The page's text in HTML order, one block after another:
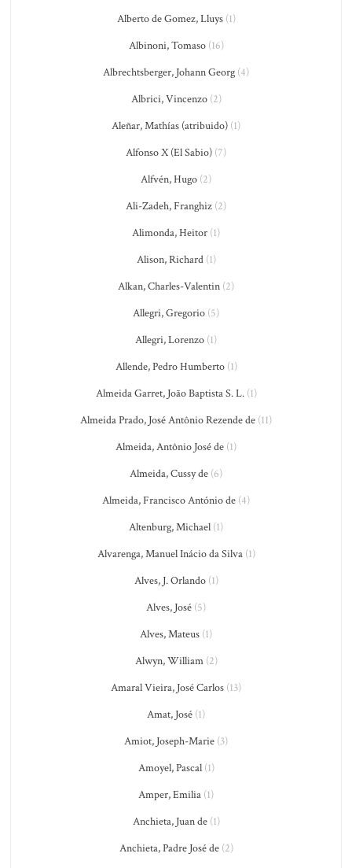
Alberto de Gomez, Lluys(1)
Albinoni, Tomaso(16)
Albrechtsberger, Johann Georg (4)
Albrici, Vincenzo(2)
Aleñar, Mathías (atribuido) (1)
Alfonso X (El Sabio) (7)
Alfvén, Hugo (2)
Ali-Zadeh, Franghiz (2)
Alimonda, Heitor (1)
Alison, Richard(1)
Alkan, Charles-Valentin (2)
Allegri, Gregorio (5)
Allegri, Lorenzo (1)
Allende, Pedro Humberto(1)
Almeida Garret, João Baptista S. L.(1)
Almeida Prado, José Antônio Rezende de (11)
Almeida, Antônio José de (1)
Almeida, Cussy de (6)
Almeida, Francisco António de (4)
Altenburg, Michael (1)
Alvarenga, Manuel Inácio da Silva(1)
Alves, J. Orlando(1)
Alves, José (5)
Alves, Mateus (1)
Alwyn, William(2)
Amaral Vieira, José Carlos (13)
Amat, José (1)
Amiot, Joseph-Marie (3)
Amoyel, Pascal(1)
Amper, Emilia (1)
Anchieta, Juan de(1)
Anchieta, Padre José de(2)